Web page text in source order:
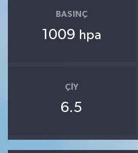
BASINÇ
1009 hpa
ÇIY
6.5